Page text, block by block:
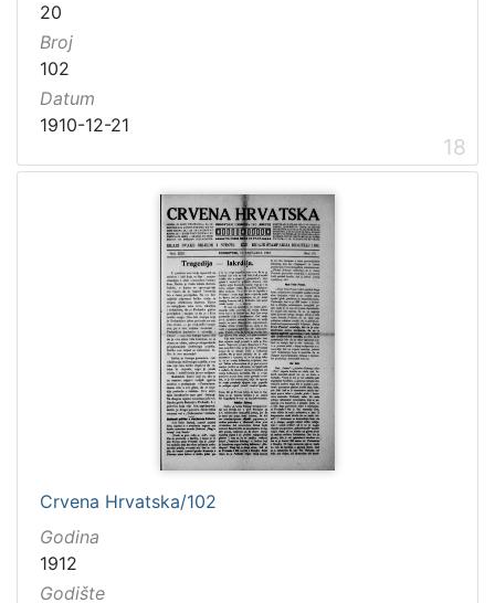
20
Broj
102
Datum
1910-12-21
18
Crvena Hrvatska/102
Godina
1912
Godište